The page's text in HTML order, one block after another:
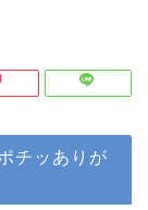
チッありが